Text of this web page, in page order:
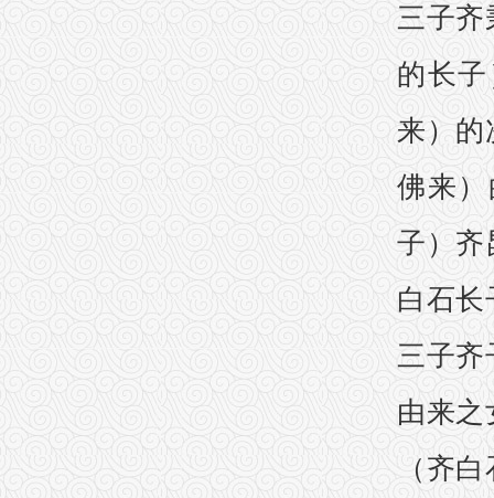
三子
的长
来）的
佛来
子）齐
白石
三子
由来
（齐